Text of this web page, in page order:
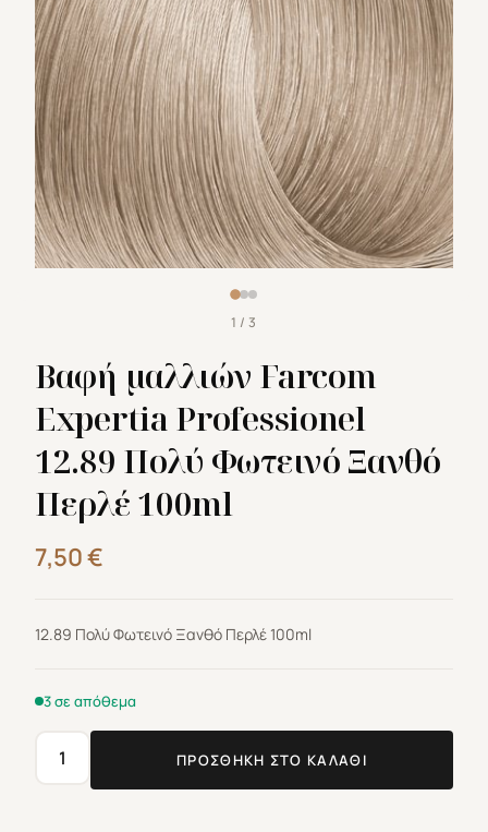
1 / 3
Βαφή μαλλιών Farcom
Expertia Professionel
12.89 Πολύ Φωτεινό Ξανθό
Περλέ 100ml
7,50€
12.89 Πολύ Φωτεινό Ξανθό Περλέ 100ml
3 σε απόθεμα
Βαφή
μαλλιών
ΠΡΟΣΘΉΚΗ ΣΤΟ ΚΑΛΆΘΙ